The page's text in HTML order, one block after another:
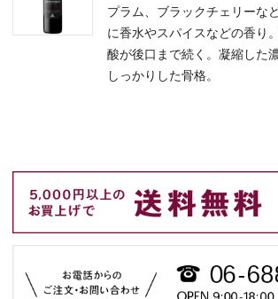
プラム、ブラックチェリーな
に香水やスパイスなどの香り
酸が後口まで続く。凝縮した
しっかりした骨格。